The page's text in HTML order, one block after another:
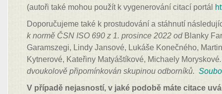
(autoři také mohou použít k vygenerování citací portál
Doporučujeme také k prostudování a stáhnutí
k normě ČSN ISO 690 z 1. prosince 2022 od Blanky
Garamszegi, Lindy Jansové, Lukáše Konečného,
Kytnerové, Kateřiny Matyáštíkové, Michaely Moryskové
dvoukolově připomínkován skupinou odborníků.
V případě nejasností, v jaké podobě máte citace